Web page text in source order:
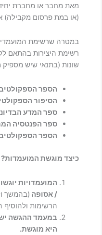
מאת מחבר או מחברת
(או במת פרסום מקבילה)
במטרה שרשימת
רשימת היצירות בהתאם
שונות (בתנאי שיש מספיק
הספר
הסיפור
ספר המדע
ספר הפנטסיה
הספר
כיצד מוגשת המועמדות?
המועמדויות
/ אסופה (בהמשך
הרשימות ולהוסיף
במעמד ההגשה יש
היא מוגשת.